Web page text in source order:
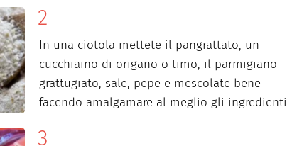
In una ciotola mettete il pangrattato, un
cucchiaino di origano o timo, il parmigiano
grattugiato, sale, pepe e mescolate bene
facendo amalgamare al meglio gli ingredienti